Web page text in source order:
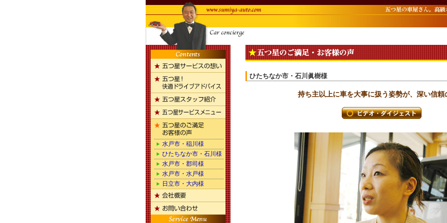
水戸市・稲川様
ひたちなか市・石川様
水戸市・郡司様
水戸市・水戸様
日立市・大内様
ひたちなか市・石川眞樹様
持ち主以上に車を大事に扱う姿勢が、深い信頼